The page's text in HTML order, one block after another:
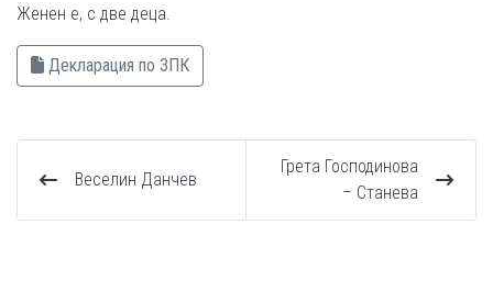
Женен е, с две деца.
Декларация по ЗПК
Веселин Данчев
Грета Господинова
– Станева